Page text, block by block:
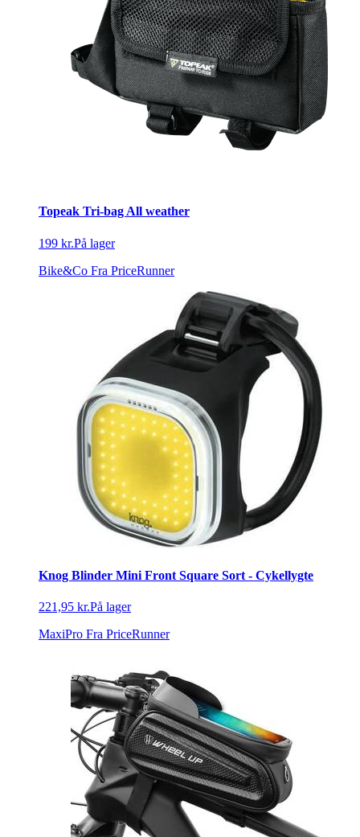
Topeak Tri-bag All weather
199 kr.På lager
Bike&Co Fra PriceRunner
Knog Blinder Mini Front Square Sort - Cykellygte
221,95 kr.På lager
MaxiPro Fra PriceRunner